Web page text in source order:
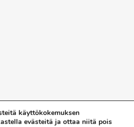
käyttökokemuksen
evästeitä ja ottaa niitä pois